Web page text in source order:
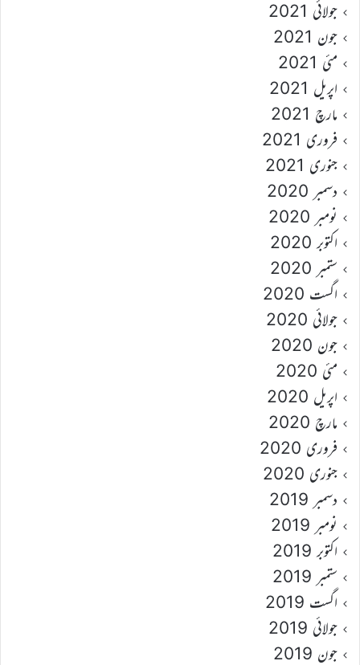
جولائی 2021
جون 2021
مئی 2021
اپریل 2021
مارچ 2021
فروری 2021
جنوری 2021
دسمبر 2020
نومبر 2020
اکتوبر 2020
ستمبر 2020
اگست 2020
جولائی 2020
جون 2020
مئی 2020
اپریل 2020
مارچ 2020
فروری 2020
جنوری 2020
دسمبر 2019
نومبر 2019
اکتوبر 2019
ستمبر 2019
اگست 2019
جولائی 2019
جون 2019